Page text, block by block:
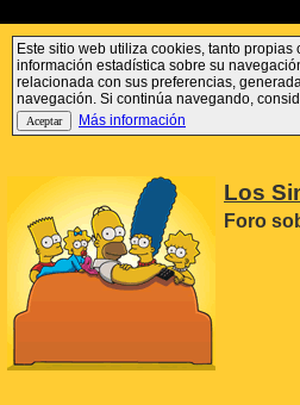
Este sitio web utiliza cookies, tanto
información estadística sobre su
relacionada con sus preferencias,
navegación. Si continúa navegando,
Más información
Los
Foro